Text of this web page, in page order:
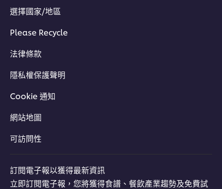
選擇國家/地區
Please Recycle
法律條款
隱私權保護聲明
Cookie 通知
網站地圖
可訪問性
訂閱電子報以獲得最新資訊
立即訂閱電子報，您將獲得食譜、餐飲產業趨勢及免費試